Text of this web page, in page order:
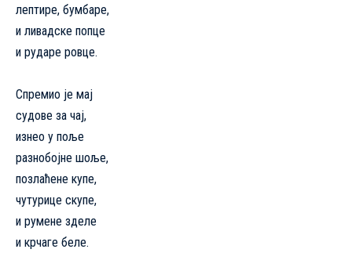
лептире, бумбаре,
и ливадске попце
и рударе ровце.
Спремио је мај
судове за чај,
изнео у поље
разнобојне шоље,
позлаћене купе,
чутурице скупе,
и румене зделе
и крчаге беле.